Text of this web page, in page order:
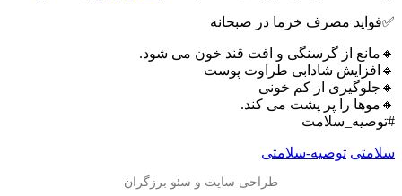
✅فواید مصرف خرما در صبحانه
🔸مانع از گرسنگی و افت قند خون می شود.
🔹افزایش شادابی طراوت پوست
🔸جلوگیری از کم خونی
🔸موها را پر پشت می کند.
#توصیه_سلامت
سلامتی توصیه-سلامتی